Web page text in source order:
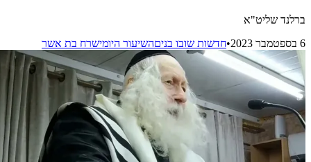
שליט"א
•חדשות שובו בניםהשיעור היומישרח בת אשר